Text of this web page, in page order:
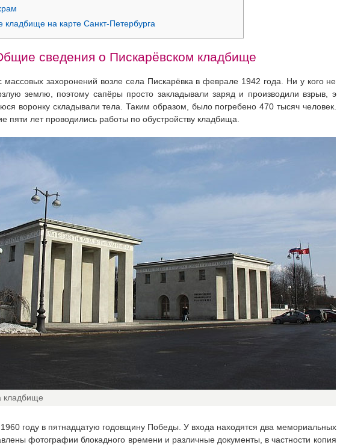
кладбище на карте Санкт-Петербурга
сведения о Пискарёвском кладбище
массовых захоронений возле села Пискарёвка в феврале 1942 года. Ни у кого не
землю, поэтому сапёры просто закладывали заряд и производили взрыв, э
воронку складывали тела. Таким образом, было погребено 470 тысяч человек.
пяти лет проводились работы по обустройству кладбища.
кладбище
году в пятнадцатую годовщину Победы. У входа находятся два мемориальных
фотографии блокадного времени и различные документы, в частности копия